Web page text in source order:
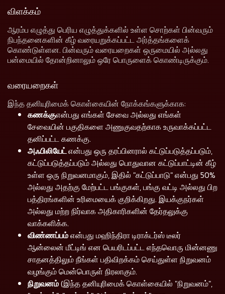
விளக்கம்
ஆரம்ப எழுத்து பெரிய எழுத்துக்களில் உள்ள சொற்கள் பின்வரும்
நிபந்தனைகளின் கீழ் வரையறுக்கப்பட்ட அர்த்தங்களைக்
கொண்டுள்ளன. பின்வரும் வரையறைகள் ஒருமையில் அல்லது
பன்மையில் தோன்றினாலும் ஒரே பொருளைக் கொண்டிருக்கும்.
வரையறைகள்
இந்த தனியுரிமைக் கொள்கையின் நோக்கங்களுக்காக:
கணக்குஎன்பது எங்கள் சேவை அல்லது எங்கள்
சேவையின் பகுதிகளை அணுகுவதற்காக உருவாக்கப்பட்ட
தனிப்பட்ட கணக்கு.
அஃபிலியேட்என்பது ஒரு தரப்பினரால் கட்டுப்படுத்தப்படும்,
கட்டுப்படுத்தப்படும் அல்லது பொதுவான கட்டுப்பாட்டின் கீழ்
உள்ள ஒரு நிறுவனமாகும், இதில் "கட்டுப்பாடு" என்பது 50%
அல்லது அதற்கு மேற்பட்ட பங்குகள், பங்கு வட்டி அல்லது பிற
பத்திரங்களின் உரிமையைக் குறிக்கிறது. இயக்குநர்கள்
அல்லது மற்ற நிர்வாக அதிகாரிகளின் தேர்தலுக்கு
வாக்களிக்க.
விண்ணப்பம்என்பது மஹிந்திரா டிராக்டர்ஸ் டீலர்
ஆன்லைன் மீட்டிங் என பெயரிடப்பட்ட எந்தவொரு மின்னணு
சாதனத்திலும் நீங்கள் பதிவிறக்கம் செய்துள்ள நிறுவனம்
வழங்கும் மென்பொருள் நிரலாகும்.
நிறுவனம்(இந்த தனியுரிமைக் கொள்கையில் "நிறுவனம்",